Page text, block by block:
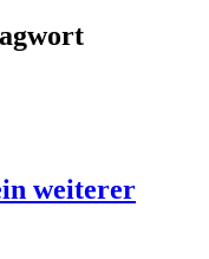
weiterer